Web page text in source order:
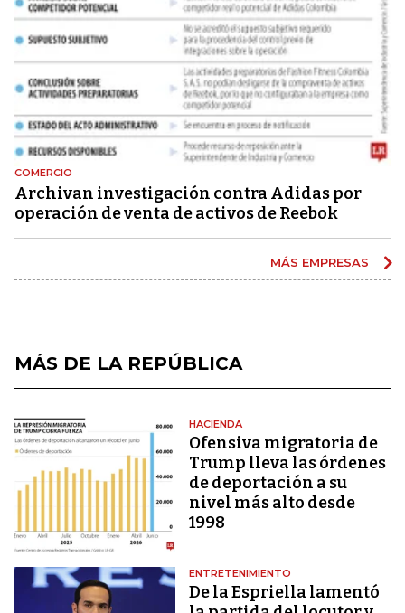
COMERCIO
Archivan investigación contra Adidas por
operación de venta de activos de Reebok
MÁS EMPRESAS
MÁS DE LA REPÚBLICA
HACIENDA
Ofensiva migratoria de
Trump lleva las órdenes
de deportación a su
nivel más alto desde
1998
ENTRETENIMIENTO
De la Espriella lamentó